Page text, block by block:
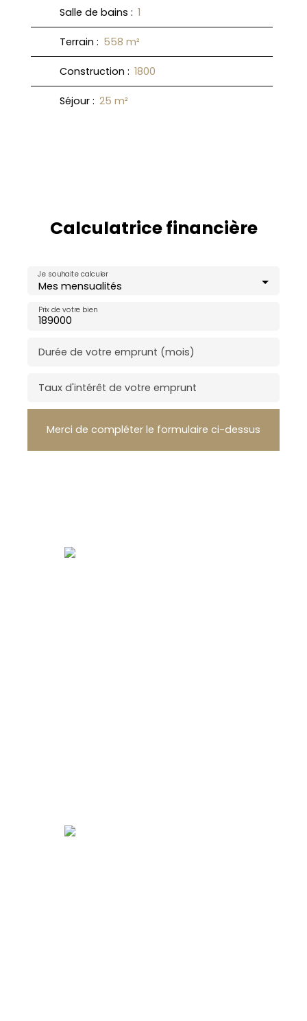
Salle de bains : 1
Terrain : 558 m²
Construction : 1800
Séjour : 25 m²
Calculatrice financière
Mes mensualités
Je souhaite calculer
Prix de votre bien
Durée de votre emprunt (mois)
Taux d'intérêt de votre emprunt
Merci de compléter le formulaire ci-dessus